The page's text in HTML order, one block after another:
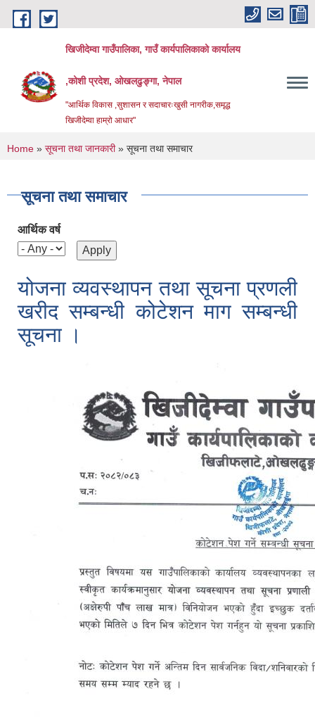
Skip to main content
खिजीदेम्वा गाउँपालिका, गाउँ कार्यपालिकाको कार्यालय
,कोशी प्रदेश, ओखलढुङ्गा, नेपाल
"आर्थिक विकास ,सुशासन र सदाचारःखुसी नागरीक,समृद्ध
खिजीदेम्वा हाम्रो आधार"
You are here
Home » सूचना तथा जानकारी» सूचना तथा समाचार
सूचना तथा समाचार
आर्थिक वर्ष
योजना व्यवस्थापन तथा सूचना प्रणली
खरीद सम्बन्धी कोटेशन माग सम्बन्धी
सूचना ।